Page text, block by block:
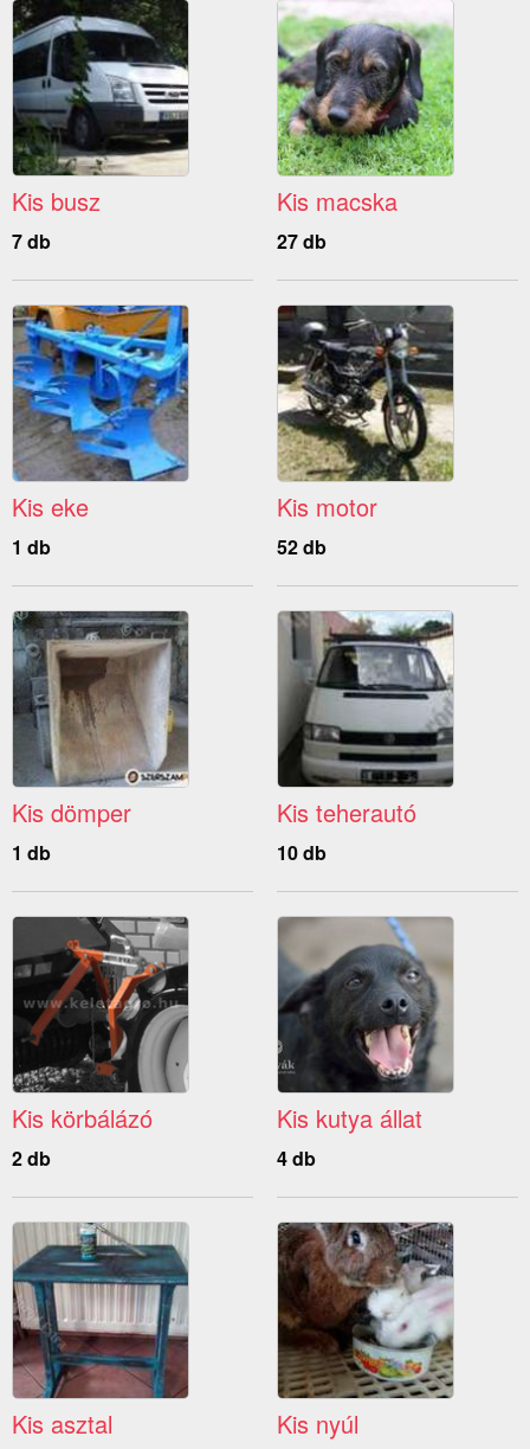
Kis busz
7 db
Kis macska
27 db
Kis eke
1 db
Kis motor
52 db
Kis dömper
1 db
Kis teherautó
10 db
Kis körbálázó
2 db
Kis kutya állat
4 db
Kis asztal Kis nyúl